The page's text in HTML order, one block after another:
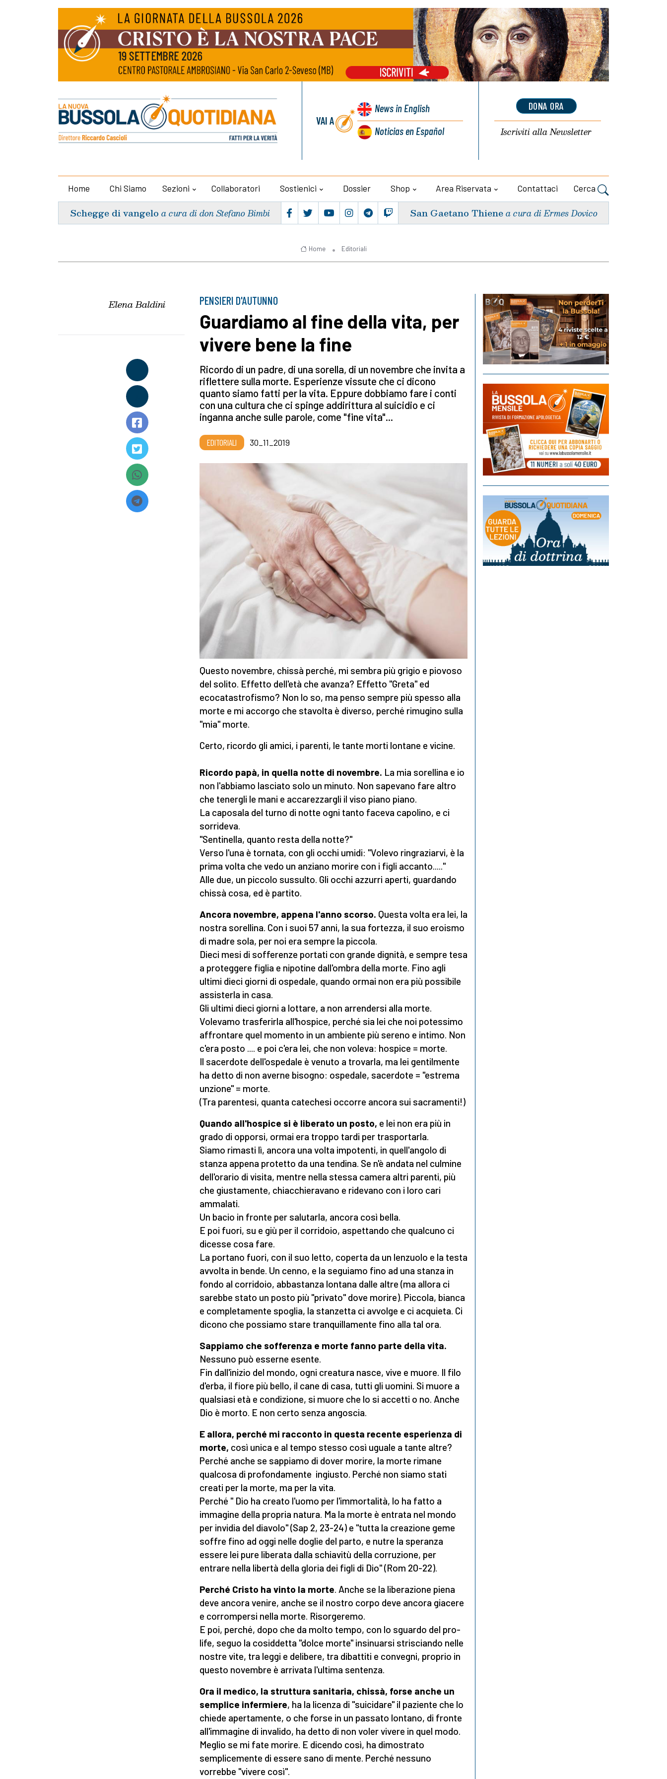
VAI A
Newsin English
Noticiasen Español
DONA ORA
Iscriviti allaNewsletter
Home Chi Siamo Sezioni Collaboratori Sostienici Dossier Shop Area Riservata Contattaci Cerca
Schegge di vangelo a cura di don Stefano Bimbi San Gaetano Thiene a cura di Ermes Dovico
Home Editoriali
Elena Baldini PENSIERI D'AUTUNNO
Guardiamo al fine della vita, per
vivere bene la fine
Ricordo di un padre, di una sorella, di un novembre che invita a
riflettere sulla morte. Esperienze vissute che ci dicono
quanto siamo fatti per la vita. Eppure dobbiamo fare i conti
con una cultura che ci spinge addirittura al suicidio e ci
inganna anche sulle parole, come "fine vita"...
EDITORIALI 30_11_2019
Questo novembre, chissà perché, mi sembra più grigio e piovoso
del solito. Effetto dell'età che avanza? Effetto "Greta" ed
ecocatastrofismo? Non lo so, ma penso sempre più spesso alla
morte e mi accorgo che stavolta è diverso, perché rimugino sulla
"mia" morte.
Certo, ricordo gli amici, i parenti, le tante morti lontane e vicine.
Ricordo papà, in quella notte di novembre. La mia sorellina e io
non l'abbiamo lasciato solo un minuto. Non sapevano fare altro
che tenergli le mani e accarezzargli il viso piano piano.
La caposala del turno di notte ogni tanto faceva capolino, e ci
sorrideva.
"Sentinella, quanto resta della notte?"
Verso l'una è tornata, con gli occhi umidi: "Volevo ringraziarvi, è la
prima volta che vedo un anziano morire con i figli accanto....."
Alle due, un piccolo sussulto. Gli occhi azzurri aperti, guardando
chissà cosa, ed è partito.
Ancora novembre, appena l'anno scorso. Questa volta era lei, la
nostra sorellina. Con i suoi 57 anni, la sua fortezza, il suo eroismo
di madre sola, per noi era sempre la piccola.
Dieci mesi di sofferenze portati con grande dignità, e sempre tesa
a proteggere figlia e nipotine dall'ombra della morte. Fino agli
ultimi dieci giorni di ospedale, quando ormai non era più possibile
assisterla in casa.
Gli ultimi dieci giorni a lottare, a non arrendersi alla morte.
Volevamo trasferirla all'hospice, perché sia lei che noi potessimo
affrontare quel momento in un ambiente più sereno e intimo. Non
c'era posto .... e poi c'era lei, che non voleva: hospice = morte.
Il sacerdote dell'ospedale è venuto a trovarla, ma lei gentilmente
ha detto di non averne bisogno: ospedale, sacerdote = "estrema
unzione" = morte.
(Tra parentesi, quanta catechesi occorre ancora sui sacramenti!)
Quando all'hospice si è liberato un posto, e lei non era più in
grado di opporsi, ormai era troppo tardi per trasportarla.
Siamo rimasti lì, ancora una volta impotenti, in quell'angolo di
stanza appena protetto da una tendina. Se n'è andata nel culmine
dell'orario di visita, mentre nella stessa camera altri parenti, più
che giustamente, chiacchieravano e ridevano con i loro cari
ammalati.
Un bacio in fronte per salutarla, ancora così bella.
E poi fuori, su e giù per il corridoio, aspettando che qualcuno ci
dicesse cosa fare.
La portano fuori, con il suo letto, coperta da un lenzuolo e la testa
avvolta in bende. Un cenno, e la seguiamo fino ad una stanza in
fondo al corridoio, abbastanza lontana dalle altre (ma allora ci
sarebbe stato un posto più "privato" dove morire). Piccola, bianca
e completamente spoglia, la stanzetta ci avvolge e ci acquieta. Ci
dicono che possiamo stare tranquillamente fino alla tal ora.
Sappiamo che sofferenza e morte fanno parte della vita.
Nessuno può esserne esente.
Fin dall'inizio del mondo, ogni creatura nasce, vive e muore. Il filo
d'erba, il fiore più bello, il cane di casa, tutti gli uomini. Si muore a
qualsiasi età e condizione, si muore che lo si accetti o no. Anche
Dio è morto. E non certo senza angoscia.
E allora, perché mi racconto in questa recente esperienza di
morte, così unica e al tempo stesso così uguale a tante altre?
Perché anche se sappiamo di dover morire, la morte rimane
qualcosa di profondamente ingiusto. Perché non siamo stati
creati per la morte, ma per la vita.
Perché " Dio ha creato l'uomo per l'immortalità, lo ha fatto a
immagine della propria natura. Ma la morte è entrata nel mondo
per invidia del diavolo" (Sap 2, 23-24) e "tutta la creazione geme
soffre fino ad oggi nelle doglie del parto, e nutre la speranza
essere lei pure liberata dalla schiavitù della corruzione, per
entrare nella libertà della gloria dei figli di Dio" (Rom 20-22).
Perché Cristo ha vinto la morte. Anche se la liberazione piena
deve ancora venire, anche se il nostro corpo deve ancora giacere
e corrompersi nella morte. Risorgeremo.
E poi, perché, dopo che da molto tempo, con lo sguardo del pro-
life, seguo la cosiddetta "dolce morte" insinuarsi strisciando nelle
nostre vite, tra leggi e delibere, tra dibattiti e convegni, proprio in
questo novembre è arrivata l'ultima sentenza.
Ora il medico, la struttura sanitaria, chissà, forse anche un
semplice infermiere, ha la licenza di "suicidare" il paziente che lo
chiede apertamente, o che forse in un passato lontano, di fronte
all'immagine di invalido, ha detto di non voler vivere in quel modo.
Meglio se mi fate morire. E dicendo così, ha dimostrato
semplicemente di essere sano di mente. Perché nessuno
vorrebbe "vivere così".